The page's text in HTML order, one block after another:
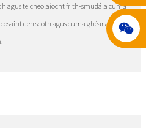
agus teicneolaíocht frith-smudála cuma
den scoth agus cuma ghéar agus